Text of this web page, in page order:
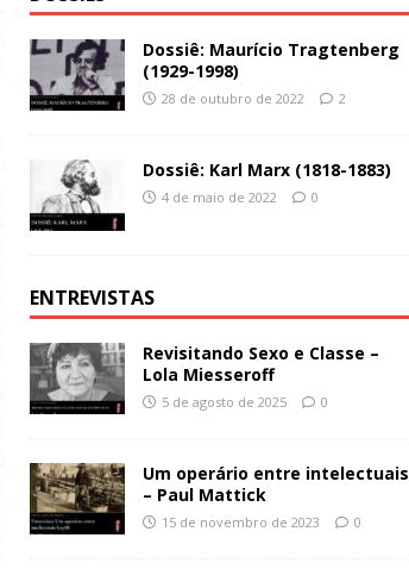
Dossiê: Maurício Tragtenberg
(1929-1998)
28 de outubro de 2022 2
Dossiê: Karl Marx (1818-1883)
4 de maio de 2022 0
ENTREVISTAS
Revisitando Sexo e Classe –
Lola Miesseroff
5 de agosto de 2025 0
Um operário entre intelectuais
– Paul Mattick
15 de novembro de 2023 0